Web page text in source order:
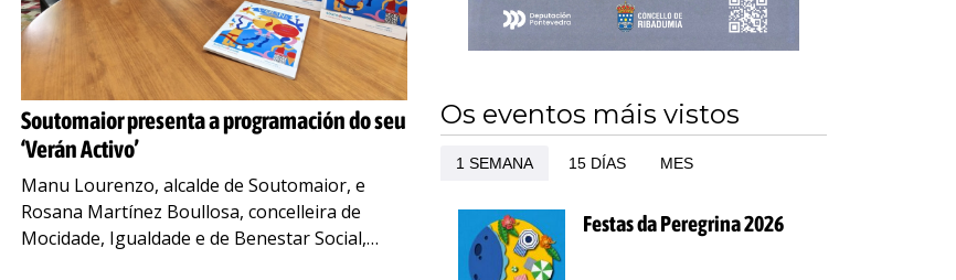
Soutomaior presenta a programación do seu
‘Verán Activo’
Manu Lourenzo, alcalde de Soutomaior, e
Rosana Martínez Boullosa, concelleira de
Mocidade, Igualdade e de Benestar Social,
Os eventos máis vistos
1 SEMANA 15 DÍAS MES
Festas da Peregrina 2026